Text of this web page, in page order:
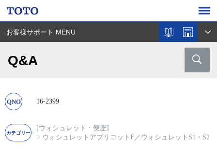
お客様サポート MENU
Q&A
16-2399
[ウォシュレット・便座]
ウォシュレットアプリコットF／ ウォシュレットS1・S2